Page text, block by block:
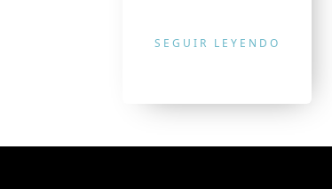
SEGUIR LEYENDO